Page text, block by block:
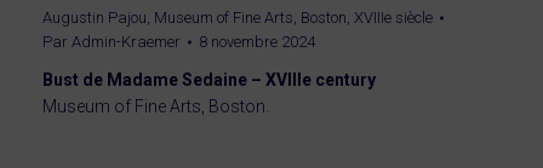
Augustin Pajou, Museum of Fine Arts, Boston, XVIIIe siècle
Par Admin-Kraemer 8 novembre 2024
Bust de Madame Sedaine – XVIIIe century
Museum of Fine Arts, Boston.